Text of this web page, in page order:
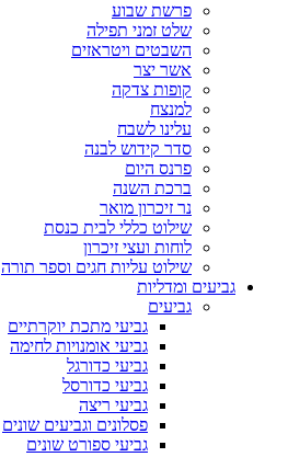
פרשת שבוע
שלט זמני תפילה
השבטים ויטראזים
אשר יצר
קופות צדקה
למנצח
עלינו לשבח
סדר קידוש לבנה
פרנס היום
ברכת השנה
נר זיכרון מואר
שילוט כללי לבית כנסת
לוחות ועצי זיכרון
שילוט עליות חגים וספר תורה
גביעים ומדליות
גביעים
גביעי מתכת יוקרתיים
גביעי אומנויות לחימה
גביעי כדורגל
גביעי כדורסל
גביעי ריצה
פסלונים וגביעים שונים
גביעי ספורט שונים